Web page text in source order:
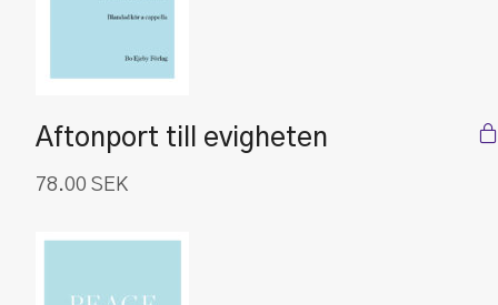
Aftonport till evigheten
78.00 SEK